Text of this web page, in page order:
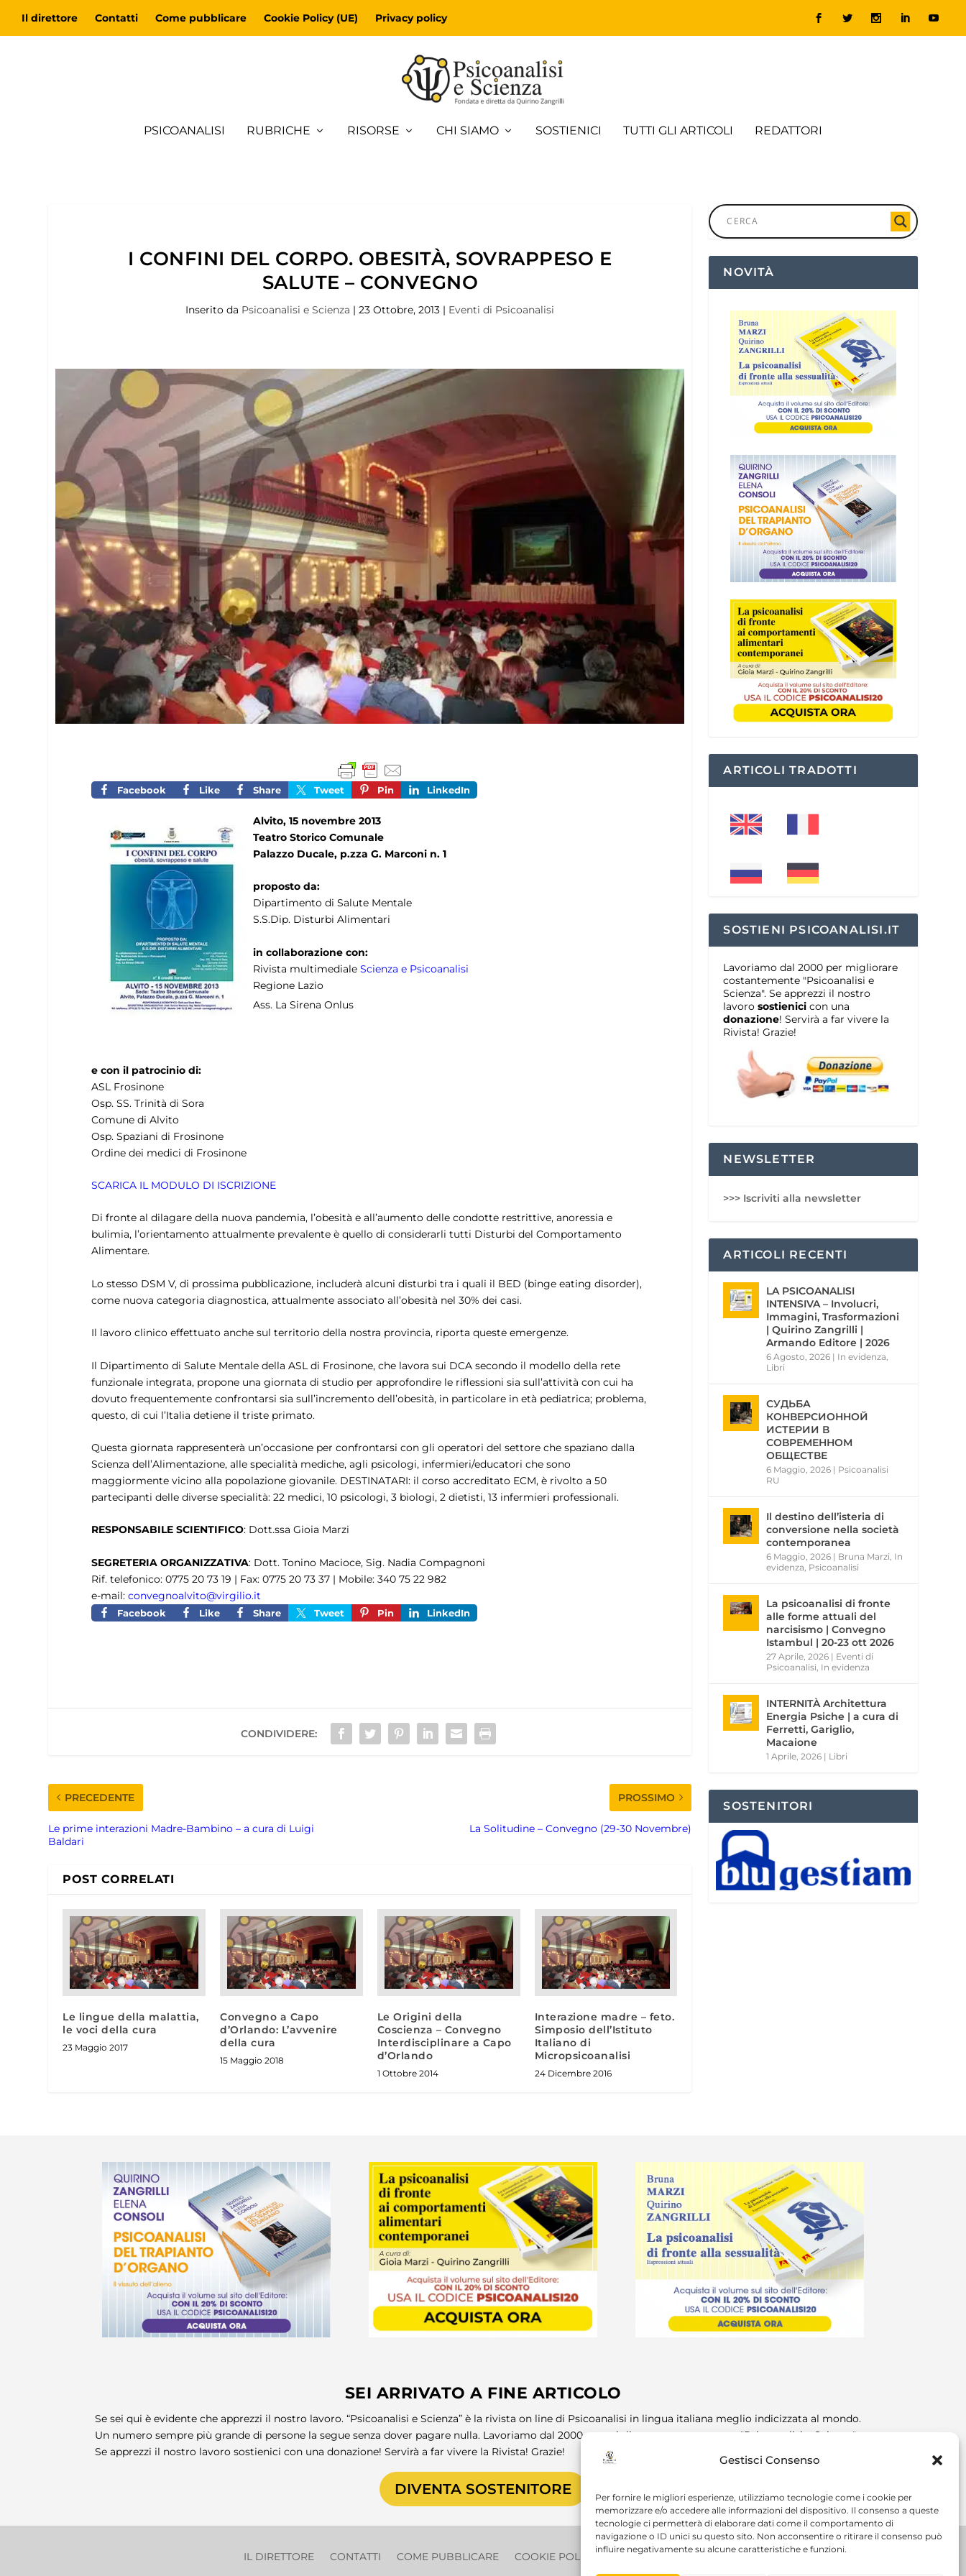
Gestisci Consenso
Per fornire le migliori esperienze, utilizziamo tecnologie come i cookie per
memorizzare e/o accedere alle informazioni del dispositivo. Il consenso a queste
tecnologie ci permetterà di elaborare dati come il comportamento di
navigazione o ID unici su questo sito. Non acconsentire o ritirare il consenso può
influire negativamente su alcune caratteristiche e funzioni.
Il direttore Contatti Come pubblicare Cookie Policy (UE) Privacy policy
PSICOANALISI RUBRICHE RISORSE CHI SIAMO SOSTIENICI TUTTI GLI ARTICOLI REDATTORI
I CONFINI DEL CORPO. OBESITÀ, SOVRAPPESO E
SALUTE – CONVEGNO
Inserito da Psicoanalisi e Scienza |23 Ottobre, 2013 | Eventi di Psicoanalisi
Facebook Like Share Tweet Pin LinkedIn
Alvito, 15 novembre 2013
Teatro Storico Comunale
Palazzo Ducale, p.zza G. Marconi n. 1
proposto da:
Dipartimento di Salute Mentale
S.S.Dip. Disturbi Alimentari
in collaborazione con:
Rivista multimedialeScienza e Psicoanalisi
Regione Lazio
Ass. La Sirena Onlus
e con il patrocinio di:
ASL Frosinone
Osp. SS. Trinità di Sora
Comune di Alvito
Osp. Spaziani di Frosinone
Ordine dei medici di Frosinone
SCARICA IL MODULO DI ISCRIZIONE
Di fronte al dilagare della nuova pandemia, l’obesità e all’aumento delle condotte restrittive, anoressia e
bulimia, l’orientamento attualmente prevalente è quello di considerarli tutti Disturbi del Comportamento
Alimentare.
Lo stesso DSM V, di prossima pubblicazione, includerà alcuni disturbi tra i quali il BED (binge eating disorder),
come nuova categoria diagnostica, attualmente associato all’obesità nel 30% dei casi.
Il lavoro clinico effettuato anche sul territorio della nostra provincia, riporta queste emergenze.
Il Dipartimento di Salute Mentale della ASL di Frosinone, che lavora sui DCA secondo il modello della rete
funzionale integrata, propone una giornata di studio per approfondire le riflessioni sia sull’attività con cui ha
dovuto frequentemente confrontarsi sia sull’incremento dell’obesità, in particolare in età pediatrica; problema,
questo, di cui l’Italia detiene il triste primato.
Questa giornata rappresenterà un’occasione per confrontarsi con gli operatori del settore che spaziano dalla
Scienza dell’Alimentazione, alle specialità mediche, agli psicologi, infermieri/educatori che sono
maggiormente vicino alla popolazione giovanile. DESTINATARI: il corso accreditato ECM, è rivolto a 50
partecipanti delle diverse specialità: 22 medici, 10 psicologi, 3 biologi, 2 dietisti, 13 infermieri professionali.
RESPONSABILE SCIENTIFICO: Dott.ssa Gioia Marzi
SEGRETERIA ORGANIZZATIVA: Dott. Tonino Macioce, Sig. Nadia Compagnoni
Rif. telefonico: 0775 20 73 19 | Fax: 0775 20 73 37 | Mobile: 340 75 22 982
e-mail:convegnoalvito@virgilio.it
Facebook Like Share Tweet Pin LinkedIn
CONDIVIDERE:
PRECEDENTE
Le prime interazioni Madre-Bambino – a cura di Luigi
Baldari
PROSSIMO
La Solitudine – Convegno (29-30 Novembre)
POST CORRELATI
Le lingue della malattia,
le voci della cura
23 Maggio 2017
Convegno a Capo
d’Orlando: L’avvenire
della cura
15 Maggio 2018
Le Origini della
Coscienza – Convegno
Interdisciplinare a Capo
d’Orlando
1 Ottobre 2014
Interazione madre – feto.
Simposio dell’Istituto
Italiano di
Micropsicoanalisi
24 Dicembre 2016
NOVITÀ
ARTICOLI TRADOTTI
SOSTIENI PSICOANALISI.IT
Lavoriamo dal 2000 per migliorare
costantemente "Psicoanalisi e
Scienza". Se apprezzi il nostro
lavorosostienici con una
donazione! Servirà a far vivere la
Rivista! Grazie!
NEWSLETTER
>>> Iscriviti alla newsletter
ARTICOLI RECENTI
LA PSICOANALISI
INTENSIVA – Involucri,
Immagini, Trasformazioni
| Quirino Zangrilli |
Armando Editore | 2026
6 Agosto, 2026 | In evidenza
Libri
СУДЬБА
КОНВЕРСИОННОЙ
ИСТЕРИИ В
СОВРЕМЕННОМ
ОБЩЕСТВЕ
6 Maggio, 2026 | Psicoanalisi
RU
Il destino dell’isteria di
conversione nella società
contemporanea
6 Maggio, 2026 | Bruna Marzi In
evidenza Psicoanalisi
La psicoanalisi di fronte
alle forme attuali del
narcisismo | Convegno
Istambul | 20-23 ott 2026
27 Aprile, 2026 | Eventi di
Psicoanalisi In evidenza
INTERNITÀ Architettura
Energia Psiche | a cura di
Ferretti, Gariglio,
Macaione
1 Aprile, 2026 | Libri
SOSTENITORI
SEI ARRIVATO A FINE ARTICOLO
Se sei qui è evidente che apprezzi il nostro lavoro. “Psicoanalisi e Scienza” è la rivista on line di Psicoanalisi in lingua italiana meglio indicizzata al mondo.
Un numero sempre più grande di persone la segue senza dover pagare nulla. Lavoriamo dal 2000 per migliorare costantemente "Psicoanalisi e Scienza".
Se apprezzi il nostro lavoro sostienici con una donazione! Servirà a far vivere la Rivista! Grazie!
DIVENTA SOSTENITORE
IL DIRETTORE CONTATTI COME PUBBLICARE COOKIE POLICY (UE) PRIVACY POLICY